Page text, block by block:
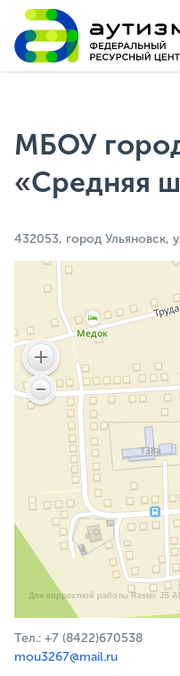
МБОУ
«Средняя
432053, город Ульяновск,
Для корректной работы Raster JS
Тел.: +7 (8422)670538
mou3267@mail.ru